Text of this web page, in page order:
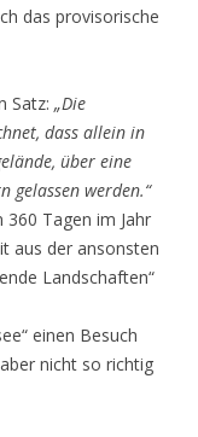
das provisorische
Satz: „Die
dass allein in
über eine
gelassen werden.“
Tagen im Jahr
aus der ansonsten
Landschaften“
einen Besuch
nicht so richtig